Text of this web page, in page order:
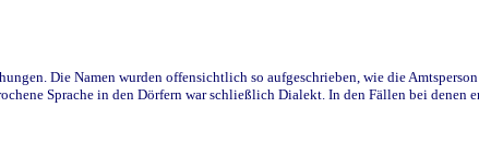
Die Namen wurden offensichtlich so aufgeschrieben, wie die
Sprache in den Dörfern war schließlich Dialekt. In den Fällen bei